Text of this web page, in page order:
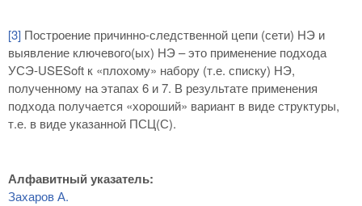
[3] Построение причинно-следственной цепи (сети) НЭ и
выявление ключевого(ых) НЭ – это применение подхода
УСЭ-USESoft к «плохому» набору (т.е. списку) НЭ,
полученному на этапах 6 и 7. В результате применения
подхода получается «хороший» вариант в виде структуры,
т.е. в виде указанной ПСЦ(С).
Алфавитный указатель:
Захаров А.